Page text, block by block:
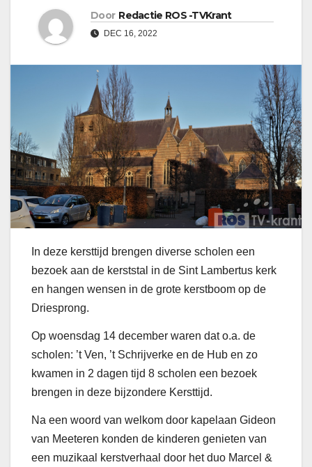
Door Redactie ROS -TVKrant
DEC 16, 2022
In deze kersttijd brengen diverse scholen een
bezoek aan de kerststal in de Sint Lambertus kerk
en hangen wensen in de grote kerstboom op de
Driesprong.
Op woensdag 14 december waren dat o.a. de
scholen: ’t Ven, ’t Schrijverke en de Hub en zo
kwamen in 2 dagen tijd 8 scholen een bezoek
brengen in deze bijzondere Kersttijd.
Na een woord van welkom door kapelaan Gideon
van Meeteren konden de kinderen genieten van
een muzikaal kerstverhaal door het duo Marcel &